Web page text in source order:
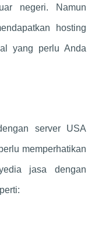
negeri. Namun
hosting
yang perlu Anda
server USA
memperhatikan
jasa dengan